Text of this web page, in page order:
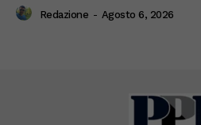
Redazione - Agosto 6, 2026